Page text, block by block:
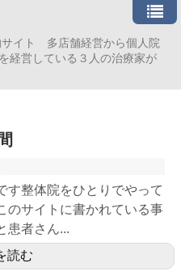
イト 多店舗経営から個人院
経営している３人の治療家が
す整体院をひとりでやって
のサイトに書かれている事
患者さん...
読む